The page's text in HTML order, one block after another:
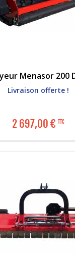
Menasor 200
2 697,00€ TTC
Livraison offerte !